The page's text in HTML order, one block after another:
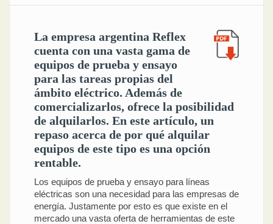
La empresa argentina Reflex
cuenta con una vasta gama de
equipos de prueba y ensayo
para las tareas propias del
ámbito eléctrico. Además de
comercializarlos, ofrece la posibilidad
de alquilarlos. En este artículo, un
repaso acerca de por qué alquilar
equipos de este tipo es una opción
rentable.
Los equipos de prueba y ensayo para líneas
eléctricas son una necesidad para las empresas de
energía. Justamente por esto es que existe en el
mercado una vasta oferta de herramientas de este